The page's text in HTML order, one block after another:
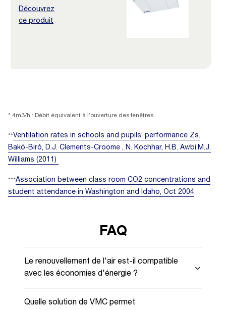
Découvrez
ce produit
* 4m3/h : Débit équivalent à l’ouverture des fenêtres
**Ventilation rates in schools and pupils’ performance Zs.
Bakó-Biró, D.J. Clements-Croome , N. Kochhar, H.B. Awbi,M.J.
Williams (2011)
***Association between class room CO2 concentrations and
student attendance in Washington and Idaho, Oct 2004
FAQ
Le renouvellement de l'air est-il compatible
avec les économies d'énergie ?
Quelle solution de VMC permet